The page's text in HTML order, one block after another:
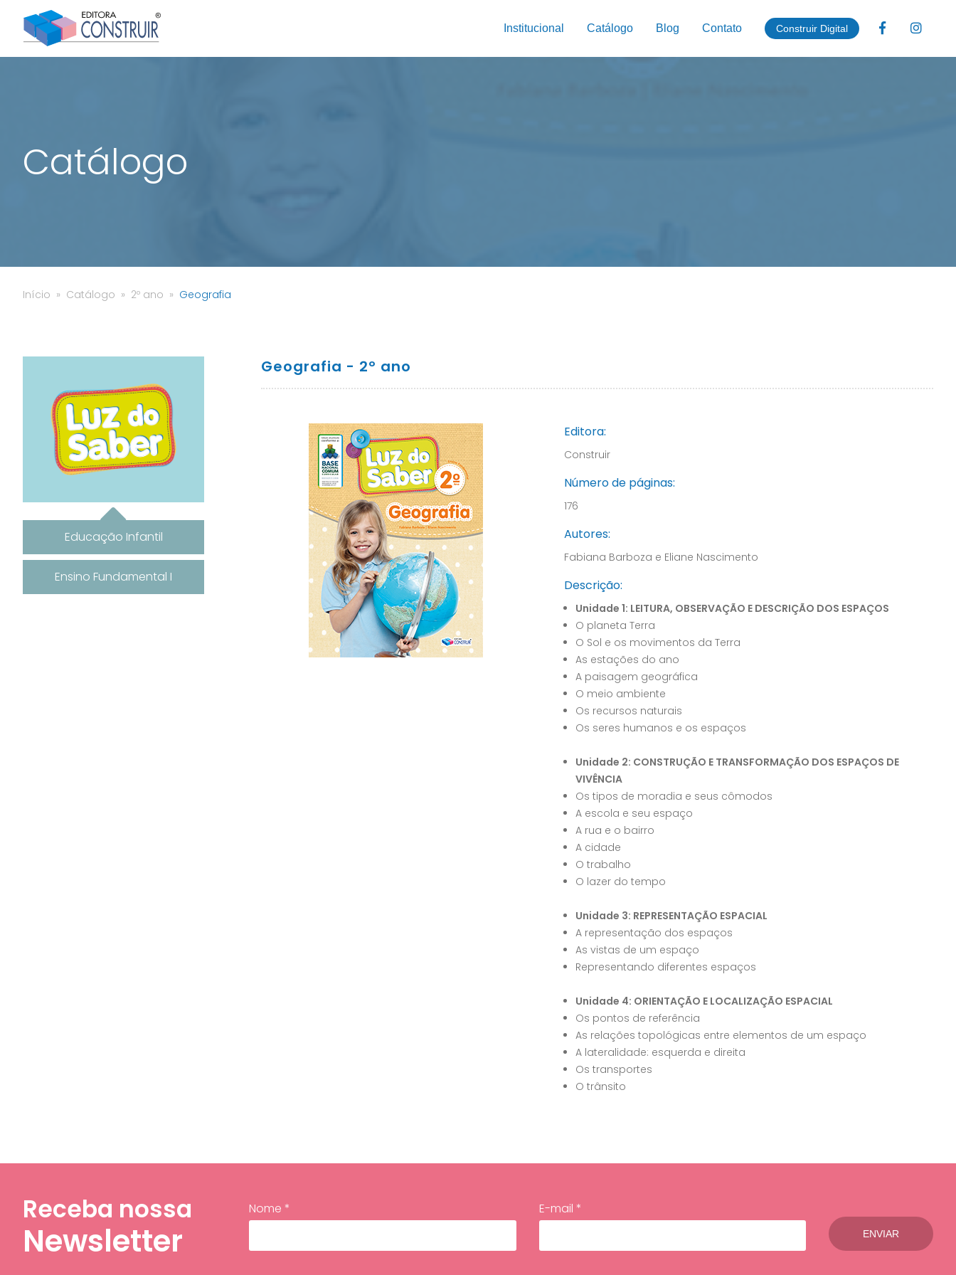
Institucional Catálogo Blog Contato Construir Digital
Catálogo
Início Catálogo 2º ano Geografia
Educação Infantil
Ensino Fundamental I
Geografia - 2º ano
Editora:
Construir
Número de páginas:
176
Autores:
Fabiana Barboza e Eliane Nascimento
Descrição:
Unidade 1: LEITURA, OBSERVAÇÃO E DESCRIÇÃO DOS ESPAÇOS
O planeta Terra
O Sol e os movimentos da Terra
As estações do ano
A paisagem geográfica
O meio ambiente
Os recursos naturais
Os seres humanos e os espaços
Unidade 2: CONSTRUÇÃO E TRANSFORMAÇÃO DOS ESPAÇOS DE
VIVÊNCIA
Os tipos de moradia e seus cômodos
A escola e seu espaço
A rua e o bairro
A cidade
O trabalho
O lazer do tempo
Unidade 3: REPRESENTAÇÃO ESPACIAL
A representação dos espaços
As vistas de um espaço
Representando diferentes espaços
Unidade 4: ORIENTAÇÃO E LOCALIZAÇÃO ESPACIAL
Os pontos de referência
As relações topológicas entre elementos de um espaço
A lateralidade: esquerda e direita
Os transportes
O trânsito
Receba nossa
Newsletter
Nome * E-mail *